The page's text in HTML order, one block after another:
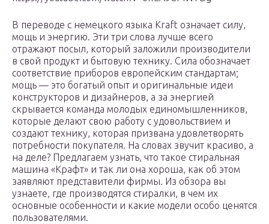
В переводе с немецкого языка Kraft означает силу,
мощь и энергию. Эти три слова лучше всего
отражают посыл, который заложили производители
в свой продукт и бытовую технику. Сила обозначает
соответствие приборов европейским стандартам;
мощь — это богатый опыт и оригинальные идеи
конструкторов и дизайнеров, а за энергией
скрывается команда молодых единомышленников,
которые делают свою работу с удовольствием и
создают технику, которая призвана удовлетворять
потребности покупателя. На словах звучит красиво, а
на деле? Предлагаем узнать, что такое стиральная
машина «Крафт» и так ли она хороша, как об этом
заявляют представители фирмы. Из обзора вы
узнаете, где производятся стиралки, в чем их
основные особенности и какие модели особо ценятся
пользователями.